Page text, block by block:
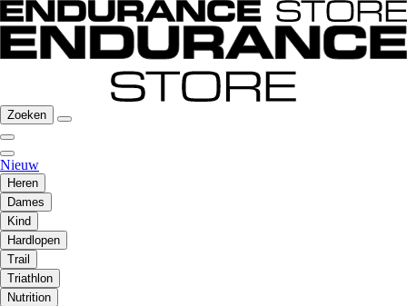
Zoeken
Nieuw
Heren
Dames
Kind
Hardlopen
Trail
Triathlon
Nutrition